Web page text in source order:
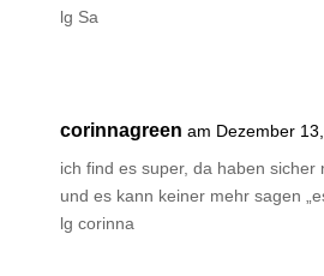
lg Sa
corinnagreen am Dezember
ich find es super, da haben sicher
und es kann keiner mehr sagen
lg corinna